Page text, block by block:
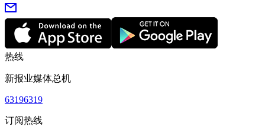
热线
新报业媒体总机
63196319
订阅热线